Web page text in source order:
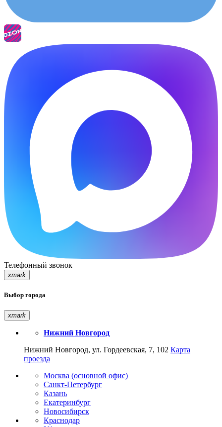
Телефонный звонок
xmark
Выбор города
xmark
Нижний Новгород
Нижний Новгород, ул. Гордеевская, 7, 102 Карта
проезда
Москва (основной офис)
Санкт-Петербург
Казань
Екатеринбург
Новосибирск
Краснодар